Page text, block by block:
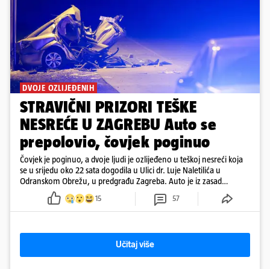
DVOJE OZLIJEĐENIH
STRAVIČNI PRIZORI TEŠKE
NESREĆE U ZAGREBU Auto se
prepolovio, čovjek poginuo
Čovjek je poginuo, a dvoje ljudi je ozlijeđeno u teškoj nesreći koja
se u srijedu oko 22 sata dogodila u Ulici dr. Luje Naletilića u
Odranskom Obrežu, u predgrađu Zagreba. Auto je iz zasad
neutvrđenih razloga sletio s kolnika, a od siline udara vozilo se
prepolovilo.
15 57
Učitaj više